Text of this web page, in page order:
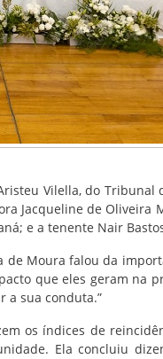
Vilella, do
Jacqueline de Oliveira
e a tenente Nair
Moura falou da
que eles geram na
a sua conduta.”
os índices de
Ela concluiu